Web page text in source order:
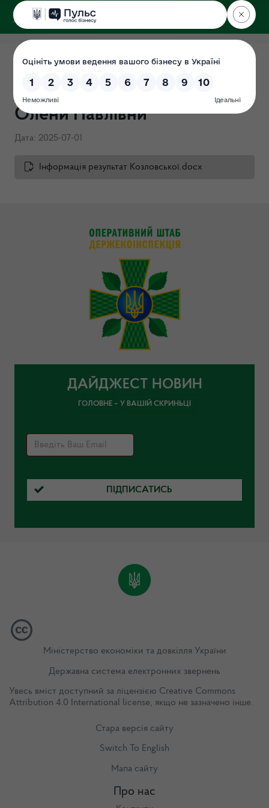
ДЕРЖЕКОІНСПЕКЦІЯ
Завершено проведення
перевірки щодо Козловської
Олени Павлівни
Дата: 2025-07-01
Інформація результат Козловської.docx
ДАЙДЖЕСТ НОВИН
ГОЛОВНЕ – У ВАШІЙ СКРИНЬЦІ
ПІДПИСАТИСЬ
Міністерство економіки та довкілля України
Державна система електронних звернень
Увесь вміст доступний за ліцензією Creative Commons
Attribution 4.0 International license, якщо не зазначено інше.
Стара версія сайту
Switch To English
Мапа сайту
Про нас